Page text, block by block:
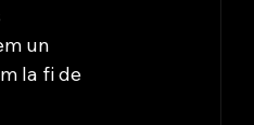
un
la fi de